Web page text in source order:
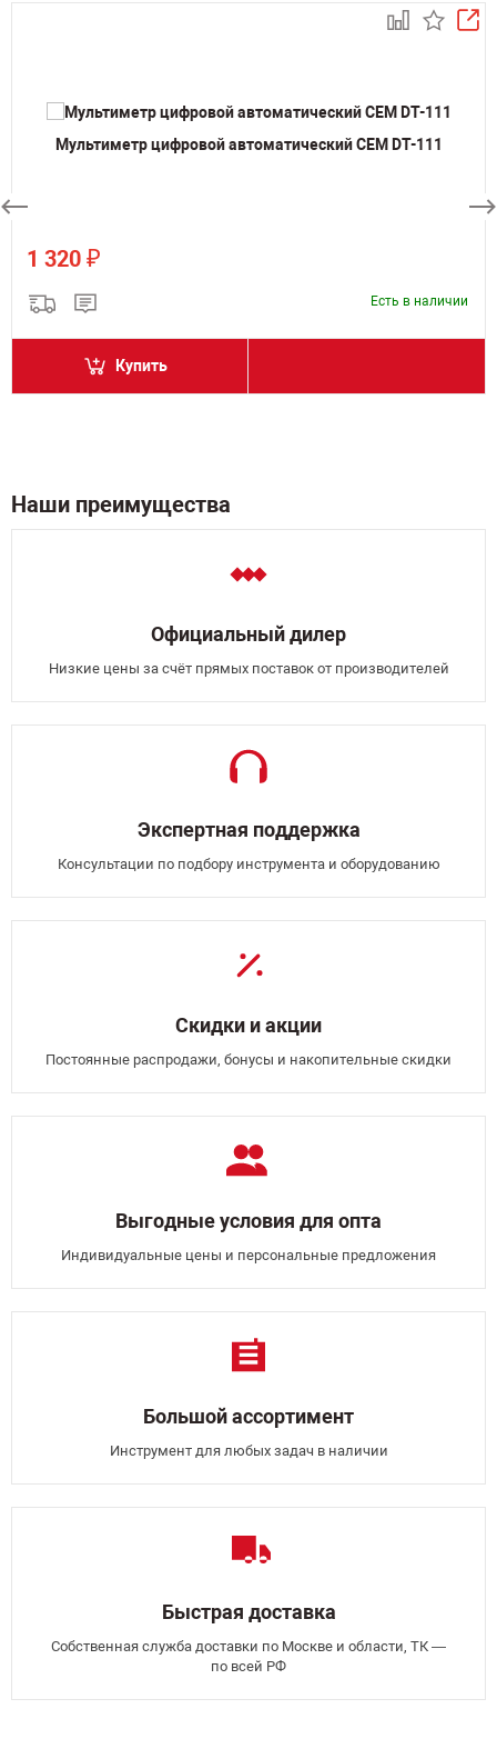
Мультиметр цифровой автоматический CEM DT-111
1 320 ₽
Есть в наличии
Купить
Наши преимущества
Официальный дилер
Низкие цены за счёт прямых поставок от производителей
Экспертная поддержка
Консультации по подбору инструмента и оборудованию
Скидки и акции
Постоянные распродажи, бонусы и накопительные скидки
Выгодные условия для опта
Индивидуальные цены и персональные предложения
Большой ассортимент
Инструмент для любых задач в наличии
Быстрая доставка
Собственная служба доставки по Москве и области, ТК —
по всей РФ